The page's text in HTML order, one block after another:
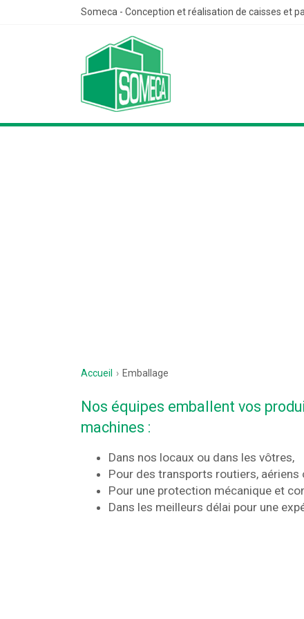
Someca - Conception et réalisation de caisses et
Accueil Emballage
Nos équipes emballent vos
machines :
Dans nos locaux ou dans les vôtres,
Pour des transports routiers, aériens
Pour une protection mécanique et
Dans les meilleurs délai pour une